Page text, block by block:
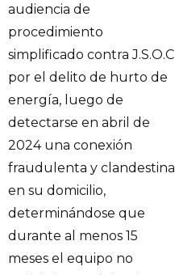
audiencia de
procedimiento
simplificado contra J.S.O.C
por el delito de hurto de
energía, luego de
detectarse en abril de
2024 una conexión
fraudulenta y clandestina
en su domicilio,
determinándose que
durante al menos 15
meses el equipo no